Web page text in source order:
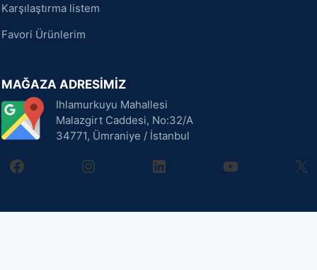
Karşılaştırma listem
Favori Ürünlerim
MAĞAZA ADRESİMİZ
Ihlamurkuyu Mahallesi
Malazgirt Caddesi, No:32/A
34771, Ümraniye / İstanbul
facebookinstagramlinkedin youtube X